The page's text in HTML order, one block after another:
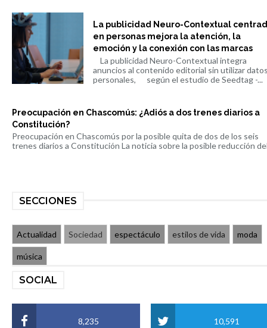
La publicidad Neuro-Contextual
en personas mejora la atención, la
emoción y la conexión con las marcas
La publicidad Neuro-Contextual integra
anuncios al contenido editorial sin utilizar
personales, según el estudio de Seedtag -...
Preocupación en Chascomús: ¿Adiós a dos trenes diarios a
Constitución?
Preocupación en Chascomús por la posible quita de dos de los seis
trenes diarios a Constitución La noticia sobre la posible reducción
SECCIONES
Actualidad Sociedad espectáculo estilos de vida moda
música
SOCIAL
8,235 10,591